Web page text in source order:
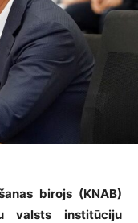
birojs (KNAB)
valsts institūciju